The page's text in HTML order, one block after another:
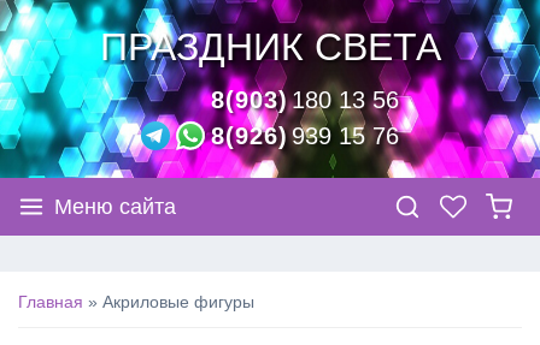
ПРАЗДНИК СВЕТА
8(903)180 13 56
8(926)939 15 76
Меню сайта
Главная » Акриловые фигуры